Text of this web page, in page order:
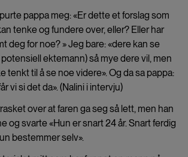
pappa meg: «Er dette et forslag som
tenke og fundere over, eller? Eller har
deg for noe? » Jeg bare: «dere kan se
ektemann) så mye dere vil, men
tenkt til å se noe videre». Og da sa pappa:
vi si det da». (Nalini i intervju)
over at faren ga seg så lett, men han
og svarte «Hun er snart 24 år. Snart ferdig
bestemmer selv».